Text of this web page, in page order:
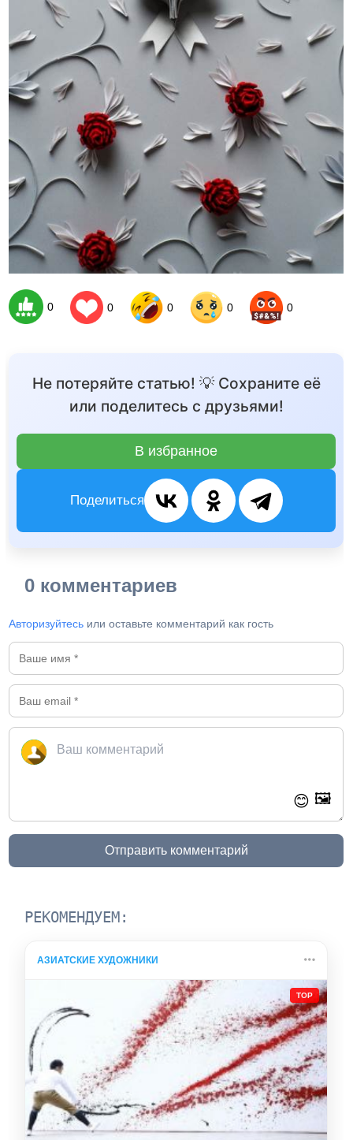
0 0 0 0 0
Не потеряйте статью! 💡 Сохраните её
или поделитесь с друзьями!
В избранное
Поделиться
0 комментариев
Авторизуйтесь или оставьте комментарий как гость
😊 🖼️
Отправить комментарий
РЕКОМЕНДУЕМ:
АЗИАТСКИЕ ХУДОЖНИКИ
TOP